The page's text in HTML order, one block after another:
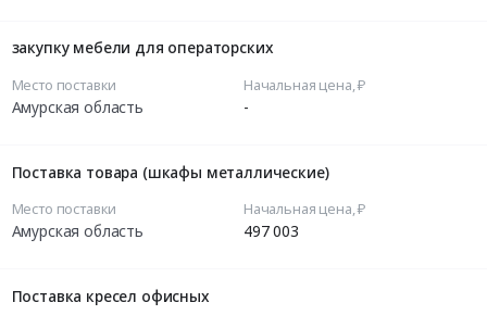
закупку мебели для операторских
Место поставки
Амурская область
Начальная цена, ₽
-
Поставка товара (шкафы металлические)
Место поставки
Амурская область
Начальная цена, ₽
497 003
Поставка кресел офисных